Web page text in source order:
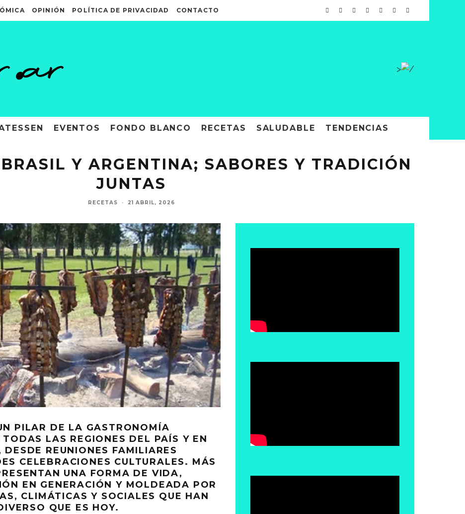
OPINIÓN POLÍTICA DE PRIVACIDAD CONTACTO
>
EVENTOS FONDO BLANCO RECETAS SALUDABLE TENDENCIAS
Y ARGENTINA; SABORES Y TRADICIÓN
JUNTAS
RECETAS · 21 ABRIL, 2026
PILAR DE LA GASTRONOMÍA
LAS REGIONES DEL PAÍS Y EN
REUNIONES FAMILIARES
CELEBRACIONES CULTURALES. MÁS
UNA FORMA DE VIDA,
EN GENERACIÓN Y MOLDEADA POR
CLIMÁTICAS Y SOCIALES QUE HAN
QUE ES HOY.